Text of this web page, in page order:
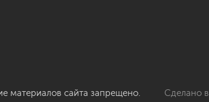
материалов сайта запрещено. Сделано в